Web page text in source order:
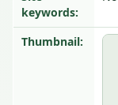
keywords:
Thumbnail: